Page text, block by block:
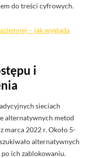
do treści cyfrowych.
– jak wygląda
i
sieciach
alternatywnych metod
marca 2022 r. Około 5-
alternatywnych
ich zablokowaniu.